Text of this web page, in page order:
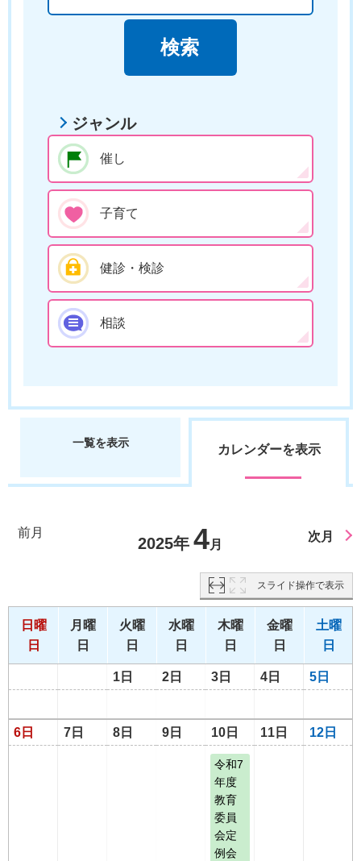
ジャンル
催し
子育て
健診・検診
相談
一覧を表示 カレンダーを表示
前月
2025年 4月
次月
スライド操作で表示
日曜
日
月曜
日
火曜
日
水曜
日
木曜
日
金曜
日
土曜
日
1日 2日 3日 4日 5日
6日 7日 8日 9日 10日 11日 12日
令和7
年度
教育
委員
会定
例会